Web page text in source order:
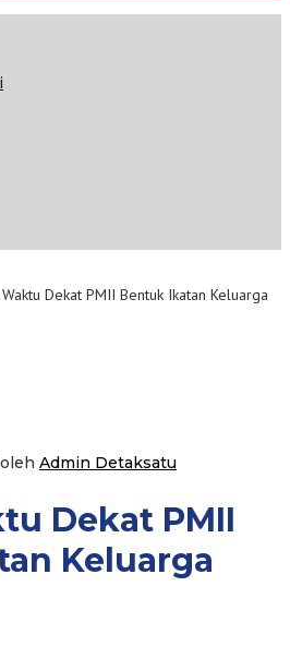
Dekat PMII Bentuk Ikatan Keluarga
oleh Admin Detaksatu
Dekat PMII
Keluarga